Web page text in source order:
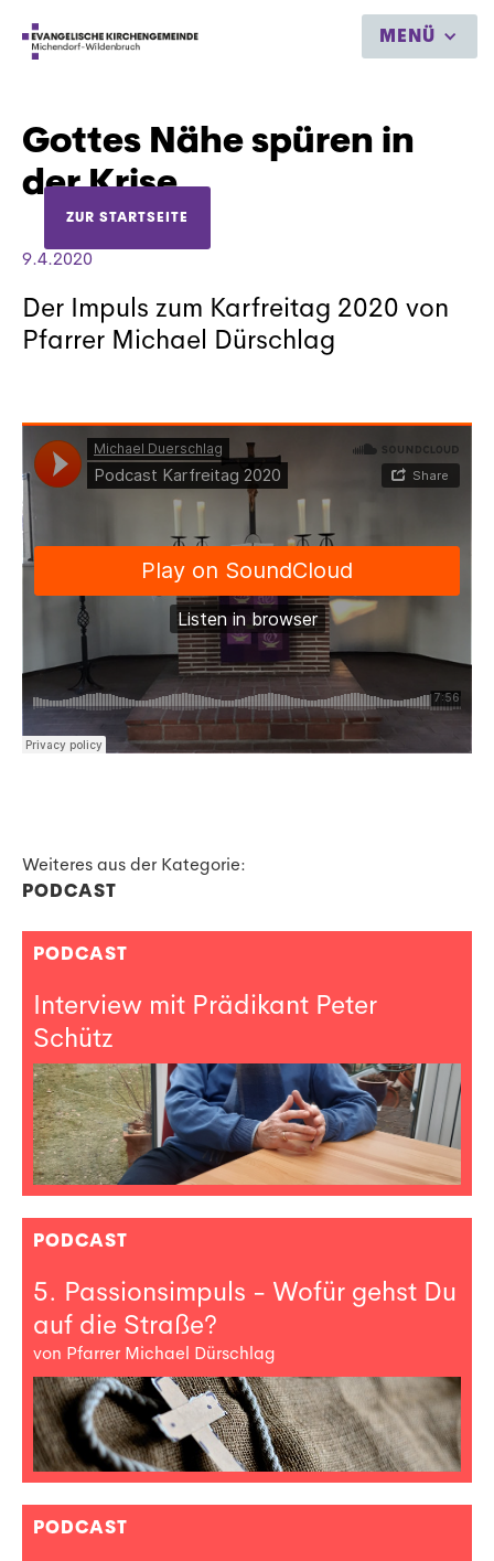
MENÜ
ZUR STARTSEITE
Gottes Nähe spüren in
der Krise
9.4.2020
Der Impuls zum Karfreitag 2020 von
Pfarrer Michael Dürschlag
Weiteres aus der Kategorie:
PODCAST
PODCAST
Interview mit Prädikant Peter
Schütz
PODCAST
5. Passionsimpuls - Wofür gehst Du
auf die Straße?
von Pfarrer Michael Dürschlag
PODCAST